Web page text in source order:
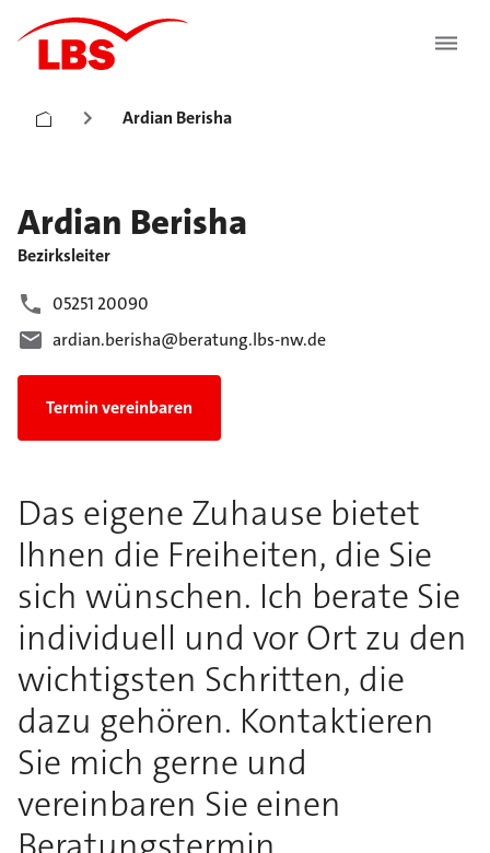
Ardian Berisha
Ardian Berisha
Bezirksleiter
05251 20090
ardian.berisha@beratung.lbs-nw.de
Termin vereinbaren
Das eigene Zuhause bietet
Ihnen die Freiheiten, die Sie
sich wünschen. Ich berate Sie
individuell und vor Ort zu den
wichtigsten Schritten, die
dazu gehören. Kontaktieren
Sie mich gerne und
vereinbaren Sie einen